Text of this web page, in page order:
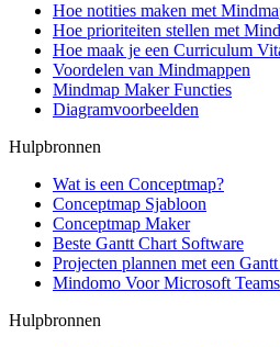
Hoe notities maken met
Hoe prioriteiten stellen met
Hoe maak je een Curriculum
Voordelen van Mindmappen
Mindmap Maker Functies
Diagramvoorbeelden
Hulpbronnen
Wat is een Conceptmap?
Conceptmap Sjabloon
Conceptmap Maker
Beste Gantt Chart Software
Projecten plannen met een
Mindomo Voor Microsoft Teams
Hulpbronnen